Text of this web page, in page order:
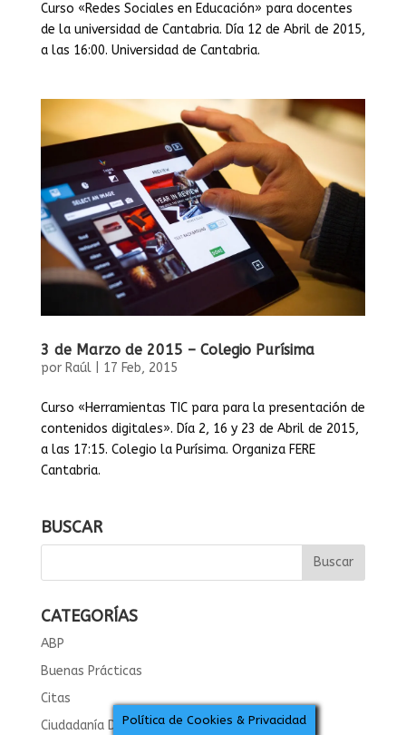
Curso «Redes Sociales en Educación» para docentes
de la universidad de Cantabria. Día 12 de Abril de 2015,
a las 16:00. Universidad de Cantabria.
3 de Marzo de 2015 – Colegio Purísima
por Raúl| 17 Feb, 2015
Curso «Herramientas TIC para para la presentación de
contenidos digitales». Día 2, 16 y 23 de Abril de 2015,
a las 17:15. Colegio la Purísima. Organiza FERE
Cantabria.
BUSCAR
CATEGORÍAS
ABP
Buenas Prácticas
Citas
Ciudadanía DigitalPolítica de Cookies & Privacidad